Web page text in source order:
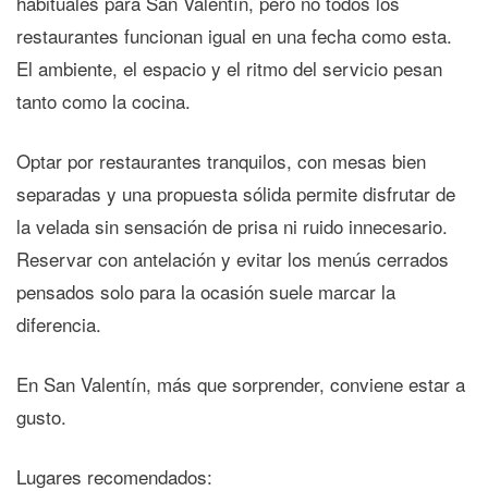
restaurantes funcionan igual en una fecha como esta.
El ambiente, el espacio y el ritmo del servicio pesan
tanto como la cocina.
Optar por restaurantes tranquilos, con mesas bien
separadas y una propuesta sólida permite disfrutar de
la velada sin sensación de prisa ni ruido innecesario.
Reservar con antelación y evitar los menús cerrados
pensados solo para la ocasión suele marcar la
diferencia.
En San Valentín, más que sorprender, conviene estar a
gusto.
Lugares recomendados: